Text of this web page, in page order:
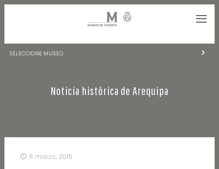
SELECCIONE MUSEO
NATURALEZA Y ARQUEOLOGÍA
CENTRO DE DOCUMENTACIÓN DE CANARIAS Y AMÉRICA
Noticia histórica de Arequipa
8 marzo, 2015